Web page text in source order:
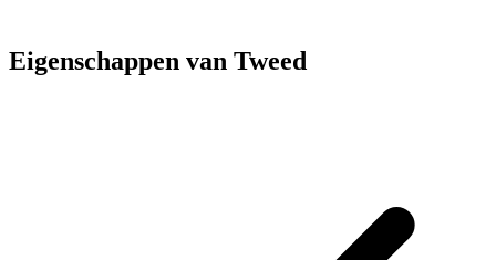
Eigenschappen van Tweed